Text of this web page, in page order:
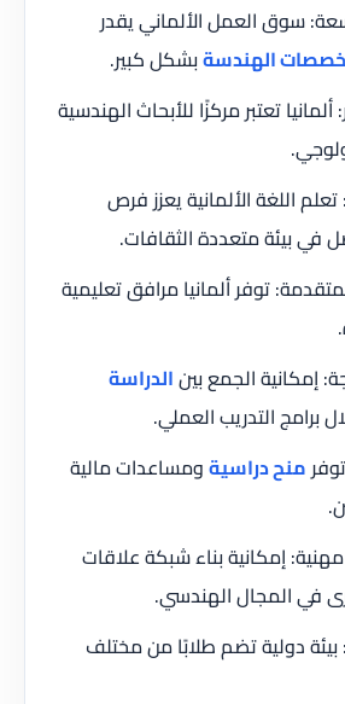
سوق العمل الألماني يقدر
الهندسةبشكل كبير.
تعتبر مركزًا للأبحاث الهندسية
تعلم اللغة الألمانية يعزز فرص
في بيئة متعددة الثقافات.
توفر ألمانيا مرافق تعليمية
إمكانية الجمع بينالدراسة
برامج التدريب العملي.
منح دراسيةومساعدات مالية
إمكانية بناء شبكة علاقات
في المجال الهندسي.
بيئة دولية تضم طلابًا من مختلف